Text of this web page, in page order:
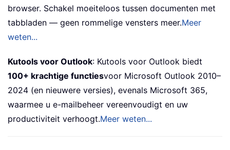
browser. Schakel moeiteloos tussen documenten met
tabbladen — geen rommelige vensters meer.Meer
weten...
Kutools voor Outlook: Kutools voor Outlook biedt
100+ krachtige functiesvoor Microsoft Outlook 2010–
2024 (en nieuwere versies), evenals Microsoft 365,
waarmee u e-mailbeheer vereenvoudigt en uw
productiviteit verhoogt.Meer weten...